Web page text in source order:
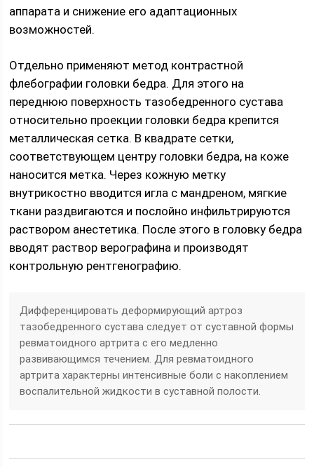
аппарата и снижение его адаптационных
возможностей.
Отдельно применяют метод контрастной
флебографии головки бедра. Для этого на
переднюю поверхность тазобедренного сустава
относительно проекции головки бедра крепится
металлическая сетка. В квадрате сетки,
соответствующем центру головки бедра, на коже
наносится метка. Через кожную метку
внутрикостно вводится игла с мандреном, мягкие
ткани раздвигаются и послойно инфильтрируются
раствором анестетика. После этого в головку бедра
вводят раствор верографина и производят
контрольную рентгенографию.
Дифференцировать деформирующий артроз
тазобедренного сустава следует от суставной формы
ревматоидного артрита с его медленно
развивающимся течением. Для ревматоидного
артрита характерны интенсивные боли с накоплением
воспалительной жидкости в суставной полости.